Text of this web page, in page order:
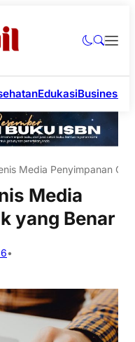
EdukasiBusiness
Media Penyimpanan
Media
yang Benar
•